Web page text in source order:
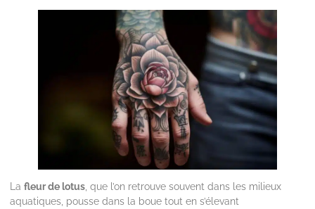
La fleur de lotus , que l’on retrouve souvent dans les milieux
aquatiques, pousse dans la boue tout en s’élevant